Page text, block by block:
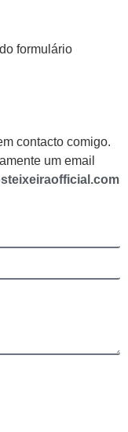
formulário
contacto comigo.
um email